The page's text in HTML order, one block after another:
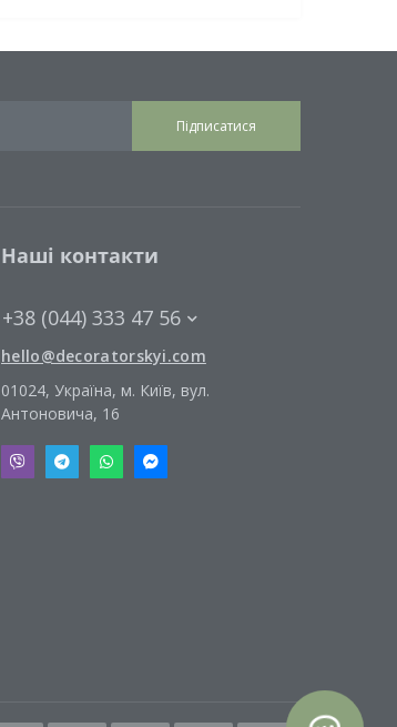
Підписатися
Наші контакти
+38 (044) 333 47 56
hello@decoratorskyi.com
01024, Україна, м. Київ, вул.
Антоновича, 16